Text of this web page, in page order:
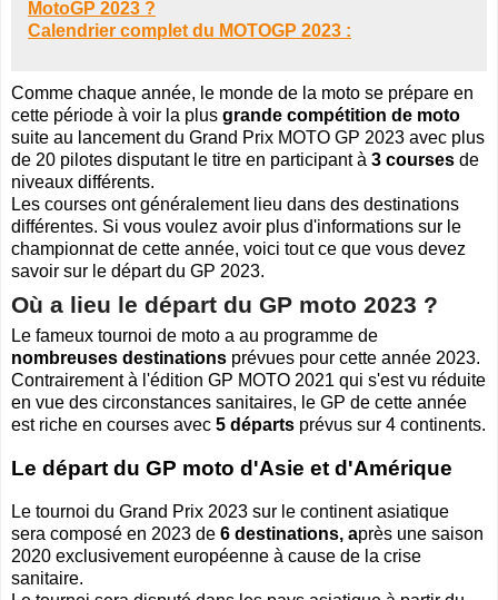
MotoGP 2023 ?
Calendrier complet du MOTOGP 2023 :
Comme chaque année, le monde de la moto se prépare en
cette période à voir la plus grande compétition de moto
suite au lancement du Grand Prix MOTO GP 2023 avec plus
de 20 pilotes disputant le titre en participant à 3 courses de
niveaux différents.
Les courses ont généralement lieu dans des destinations
différentes. Si vous voulez avoir plus d'informations sur le
championnat de cette année, voici tout ce que vous devez
savoir sur le départ du GP 2023.
Où a lieu le départ du GP moto 2023 ?
Le fameux tournoi de moto a au programme de
nombreuses destinations prévues pour cette année 2023.
Contrairement à l'édition GP MOTO 2021 qui s'est vu réduite
en vue des circonstances sanitaires, le GP de cette année
est riche en courses avec 5 départs prévus sur 4 continents.
Le départ du GP moto d'Asie et d'Amérique
Le tournoi du Grand Prix 2023 sur le continent asiatique
sera composé en 2023 de 6 destinations, après une saison
2020 exclusivement européenne à cause de la crise
sanitaire.